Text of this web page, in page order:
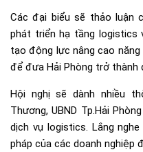
Các đại biểu sẽ thảo luận
phát triển hạ tầng logistics
tạo động lực nâng cao
để đưa Hải Phòng trở thành
Hội nghị sẽ dành nhiều
Thương, UBND Tp.Hải
dịch vụ logistics. Lắng
pháp của các doanh nghiệp